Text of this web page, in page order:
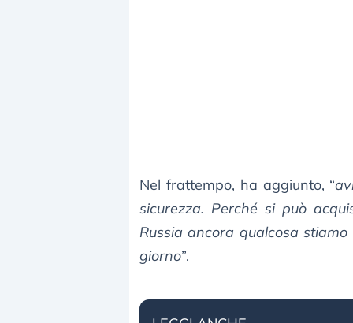
Nel frattempo, ha aggiunto, “
sicurezza. Perché si può
Russia ancora qualcosa
giorno”.